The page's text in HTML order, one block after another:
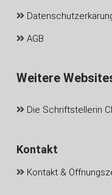
AGB
Weitere
Die Schriftstellerin
Kontakt
Kontakt &